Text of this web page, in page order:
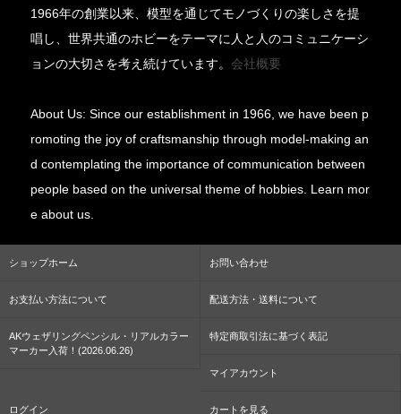
1966年の創業以来、模型を通じてモノづくりの楽しさを提
唱し、世界共通のホビーをテーマに人と人のコミュニケーシ
ョンの大切さを考え続けています。会社概要
About Us: Since our establishment in 1966, we have been p
romoting the joy of craftsmanship through model-making an
d contemplating the importance of communication between
people based on the universal theme of hobbies. Learn mor
e about us.
ショップホーム お問い合わせ
お支払い方法について 配送方法・送料について
AKウェザリングペンシル・リアルカラー
マーカー入荷！(2026.06.26)
特定商取引法に基づく表記
マイアカウント
ログイン カートを見る